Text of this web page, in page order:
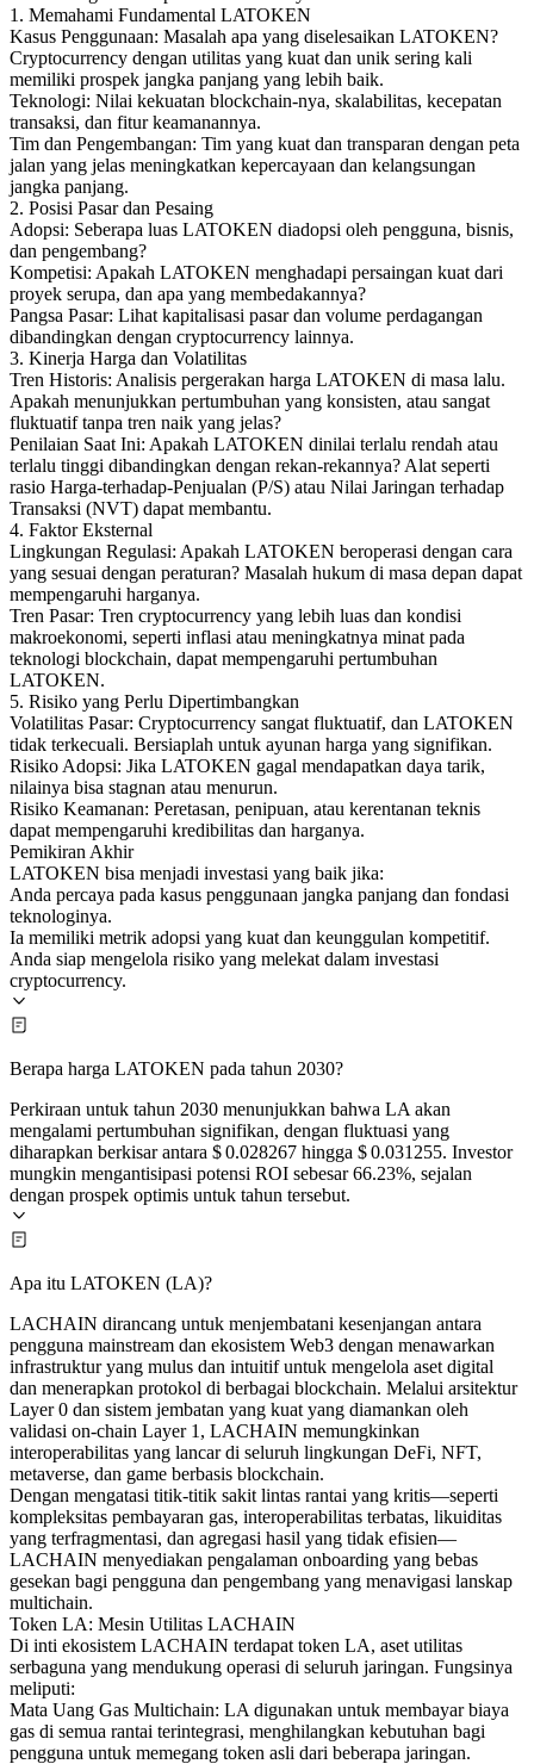
1. Memahami Fundamental LATOKEN
Kasus Penggunaan: Masalah apa yang diselesaikan LATOKEN?
Cryptocurrency dengan utilitas yang kuat dan unik sering kali
memiliki prospek jangka panjang yang lebih baik.
Teknologi: Nilai kekuatan blockchain-nya, skalabilitas, kecepatan
transaksi, dan fitur keamanannya.
Tim dan Pengembangan: Tim yang kuat dan transparan dengan peta
jalan yang jelas meningkatkan kepercayaan dan kelangsungan
jangka panjang.
2. Posisi Pasar dan Pesaing
Adopsi: Seberapa luas LATOKEN diadopsi oleh pengguna, bisnis,
dan pengembang?
Kompetisi: Apakah LATOKEN menghadapi persaingan kuat dari
proyek serupa, dan apa yang membedakannya?
Pangsa Pasar: Lihat kapitalisasi pasar dan volume perdagangan
dibandingkan dengan cryptocurrency lainnya.
3. Kinerja Harga dan Volatilitas
Tren Historis: Analisis pergerakan harga LATOKEN di masa lalu.
Apakah menunjukkan pertumbuhan yang konsisten, atau sangat
fluktuatif tanpa tren naik yang jelas?
Penilaian Saat Ini: Apakah LATOKEN dinilai terlalu rendah atau
terlalu tinggi dibandingkan dengan rekan-rekannya? Alat seperti
rasio Harga-terhadap-Penjualan (P/S) atau Nilai Jaringan terhadap
Transaksi (NVT) dapat membantu.
4. Faktor Eksternal
Lingkungan Regulasi: Apakah LATOKEN beroperasi dengan cara
yang sesuai dengan peraturan? Masalah hukum di masa depan dapat
mempengaruhi harganya.
Tren Pasar: Tren cryptocurrency yang lebih luas dan kondisi
makroekonomi, seperti inflasi atau meningkatnya minat pada
teknologi blockchain, dapat mempengaruhi pertumbuhan
LATOKEN.
5. Risiko yang Perlu Dipertimbangkan
Volatilitas Pasar: Cryptocurrency sangat fluktuatif, dan LATOKEN
tidak terkecuali. Bersiaplah untuk ayunan harga yang signifikan.
Risiko Adopsi: Jika LATOKEN gagal mendapatkan daya tarik,
nilainya bisa stagnan atau menurun.
Risiko Keamanan: Peretasan, penipuan, atau kerentanan teknis
dapat mempengaruhi kredibilitas dan harganya.
Pemikiran Akhir
LATOKEN bisa menjadi investasi yang baik jika:
Anda percaya pada kasus penggunaan jangka panjang dan fondasi
teknologinya.
Ia memiliki metrik adopsi yang kuat dan keunggulan kompetitif.
Anda siap mengelola risiko yang melekat dalam investasi
cryptocurrency.
Berapa harga LATOKEN pada tahun 2030?
Perkiraan untuk tahun 2030 menunjukkan bahwa LA akan
mengalami pertumbuhan signifikan, dengan fluktuasi yang
diharapkan berkisar antara $ 0.028267 hingga $ 0.031255. Investor
mungkin mengantisipasi potensi ROI sebesar 66.23%, sejalan
dengan prospek optimis untuk tahun tersebut.
Apa itu LATOKEN (LA)?
LACHAIN dirancang untuk menjembatani kesenjangan antara
pengguna mainstream dan ekosistem Web3 dengan menawarkan
infrastruktur yang mulus dan intuitif untuk mengelola aset digital
dan menerapkan protokol di berbagai blockchain. Melalui arsitektur
Layer 0 dan sistem jembatan yang kuat yang diamankan oleh
validasi on-chain Layer 1, LACHAIN memungkinkan
interoperabilitas yang lancar di seluruh lingkungan DeFi, NFT,
metaverse, dan game berbasis blockchain.
Dengan mengatasi titik-titik sakit lintas rantai yang kritis—seperti
kompleksitas pembayaran gas, interoperabilitas terbatas, likuiditas
yang terfragmentasi, dan agregasi hasil yang tidak efisien—
LACHAIN menyediakan pengalaman onboarding yang bebas
gesekan bagi pengguna dan pengembang yang menavigasi lanskap
multichain.
Token LA: Mesin Utilitas LACHAIN
Di inti ekosistem LACHAIN terdapat token LA, aset utilitas
serbaguna yang mendukung operasi di seluruh jaringan. Fungsinya
meliputi:
Mata Uang Gas Multichain: LA digunakan untuk membayar biaya
gas di semua rantai terintegrasi, menghilangkan kebutuhan bagi
pengguna untuk memegang token asli dari beberapa jaringan.